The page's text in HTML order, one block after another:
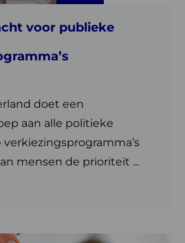
voor publieke
doet een
aan alle politieke
mensen de prioriteit ...